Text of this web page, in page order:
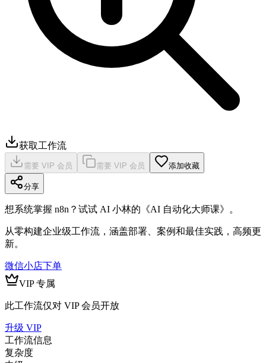
获取工作流
需要 VIP 会员 需要 VIP 会员 添加收藏
分享
想系统掌握 n8n？试试 AI 小林的《AI 自动化大师课》。
从零构建企业级工作流，涵盖部署、案例和最佳实践，高频更
新。
微信小店下单
VIP 专属
此工作流仅对 VIP 会员开放
升级 VIP
工作流信息
复杂度